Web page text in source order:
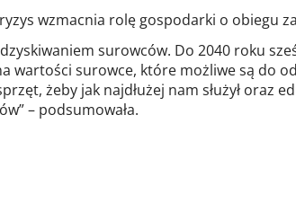
wzmacnia rolę gospodarki o obiegu
surowców. Do 2040 roku
wartości surowce, które możliwe są do
żeby jak najdłużej nam służył oraz
– podsumowała.